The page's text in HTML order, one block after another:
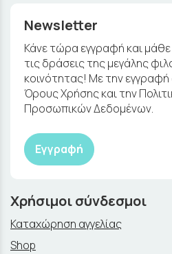
Newsletter
Κάνε τώρα εγγραφή και
τις δράσεις της μεγάλης
κοινότητας! Με την
Όρους Χρήσης και την
Προσωπικών Δεδομένων.
Εγγραφή
Χρήσιμοι σύνδεσμοι
Καταχώρηση αγγελίας
Shop